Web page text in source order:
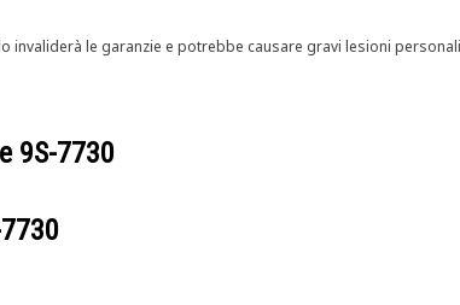
le garanzie e potrebbe causare gravi lesioni
9S-7730